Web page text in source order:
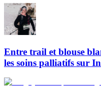
Entre trail et blouse
les soins palliatifs sur